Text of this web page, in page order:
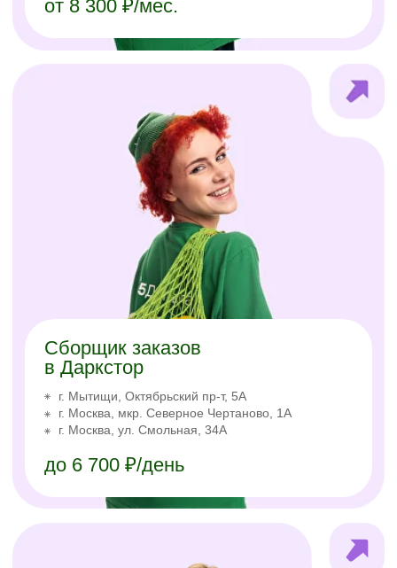
г. Казань, ул. Дубравная, 1/104
г. Казань, ул. Разведчика Ахмерова, 7
г. Нижнекамск, ул. Сююмбике, зд. 70
Сборщик заказов
Начни без лишних
звонков